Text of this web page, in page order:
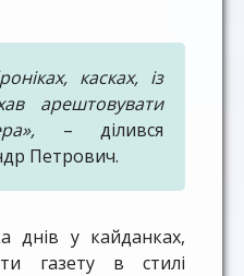
касках, із
арештовувати
– ділився
Петрович.
днів у кайданках,
газету в стилі